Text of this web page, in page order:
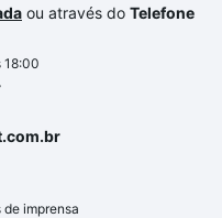
ou através do Telefone
18:00
imprensa